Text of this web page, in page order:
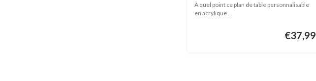
À quel point ce plan de table personnalisable
en acrylique ...
€37,99